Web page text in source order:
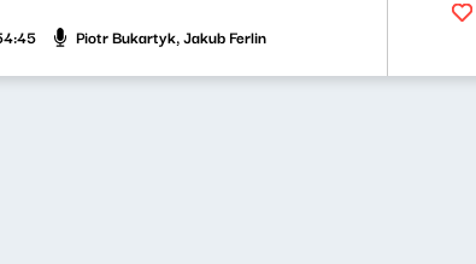
Piotr Bukartyk, Jakub Ferlin